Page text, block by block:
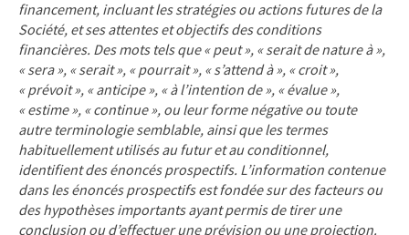
financement, incluant les stratégies ou actions futures de la
Société, et ses attentes et objectifs des conditions
financières. Des mots tels que « peut », « serait de nature à »,
« sera », « serait », « pourrait », « s’attend à », « croit »,
« prévoit », « anticipe », « à l’intention de », « évalue »,
« estime », « continue », ou leur forme négative ou toute
autre terminologie semblable, ainsi que les termes
habituellement utilisés au futur et au conditionnel,
identifient des énoncés prospectifs. L’information contenue
dans les énoncés prospectifs est fondée sur des facteurs ou
des hypothèses importants ayant permis de tirer une
conclusion ou d’effectuer une prévision ou une projection.